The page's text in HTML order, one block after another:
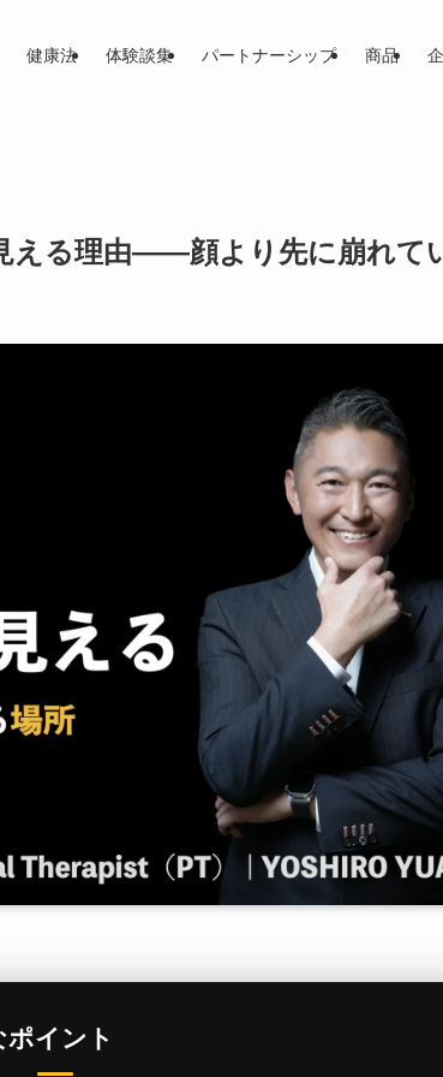
健康法 体験談集 パートナーシップ 商品
える理由――顔より先に崩れて
ポイント